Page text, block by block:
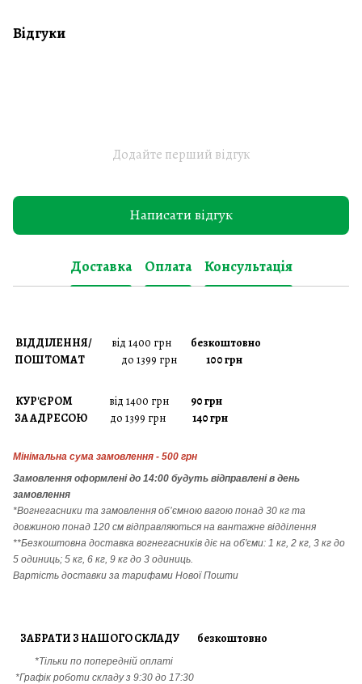
Відгуки
Додайте перший відгук
Написати відгук
Доставка Оплата Консультація
ВІДДІЛЕННЯ/ від 1400 грн безкоштовно
ПОШТОМАТ до 1399 грн 100 грн
КУР'ЄРОМ від 1400 грн 90 грн
ЗА АДРЕСОЮ до 1399 грн 140 грн
Мінімальна сума замовлення - 500 грн
Замовлення оформлені до 14:00 будуть відправлені в день
замовлення
*Вогнегасники та замовлення об’ємною вагою понад 30 кг та
довжиною понад 120 см відправляються на вантажне відділення
**Безкоштовна доставка вогнегасників діє на об'єми: 1 кг, 2 кг, 3 кг до
5 одиниць; 5 кг, 6 кг, 9 кг до 3 одиниць.
Вартість доставки за тарифами Нової Пошти
ЗАБРАТИ З НАШОГО СКЛАДУ безкоштовно
*Тільки по попередній оплаті
*Графік роботи складу з 9:30 до 17:30